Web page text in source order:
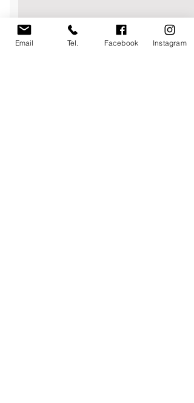
Email Tel. Facebook Instagram